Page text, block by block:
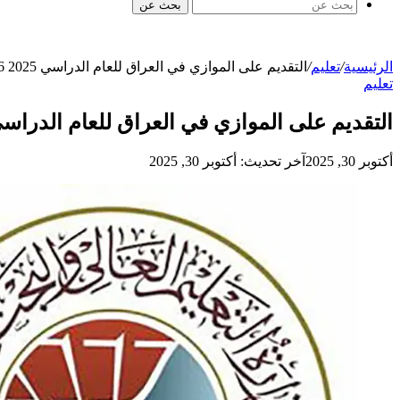
بحث عن
الرئيسية/تعليم/ التقديم على الموازي في العراق للعام الدراسي 2025 2026
تعليم
التقديم على الموازي في العراق للعام الدراسي 2025
أكتوبر 30, 2025 آخر تحديث: أكتوبر 30, 2025